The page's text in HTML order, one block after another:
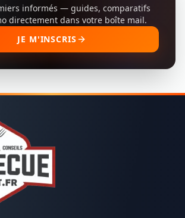
informés — guides, comparatifs
directement dans votre boîte mail.
JE M'INSCRIS